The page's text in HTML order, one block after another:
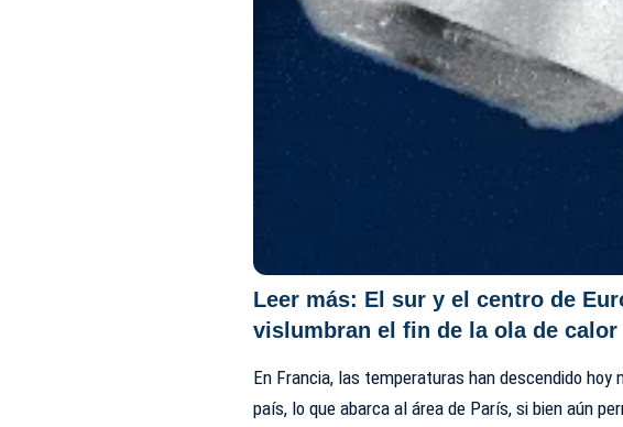
Leer más: El sur y el centro de
vislumbran el fin de la ola de calor
En Francia, las temperaturas han descendido
país, lo que abarca al área de París, si bien aún